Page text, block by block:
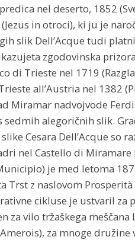
nel deserto, 1852
in otroci), ki ju je
slik Dell’Acque tudi
zgodovinska
di Trieste nel 1719
all’Austria nel 1382
Miramar nadvojvode
sedmih alegoričnih slik.
Cesara Dell’Acque so
nel Castello di
je med letoma
Trst z naslovom
cikluse je ustvaril za
za vilo tržaškega
za mnoge